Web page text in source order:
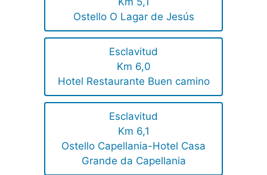
Ostello O Lagar de Jesús
Esclavitud
Km 6,0
Hotel Restaurante Buen camino
Esclavitud
Km 6,1
Ostello Capellania-Hotel Casa
Grande da Capellania